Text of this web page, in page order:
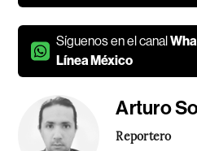
Síguenos en el canal
Línea México
Arturo
Reportero